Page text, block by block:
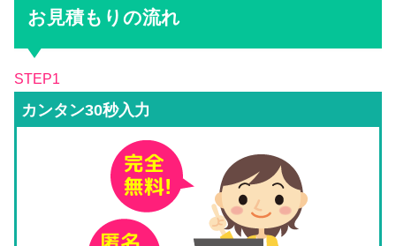
お見積もりの流れ
STEP1
カンタン30秒入力